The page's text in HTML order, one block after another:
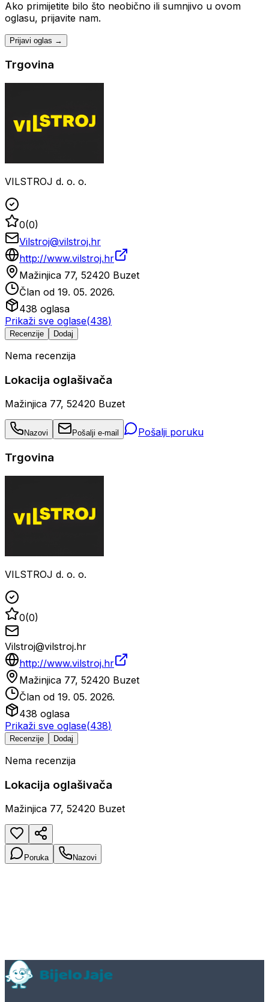
Ako primijetite bilo što neobično ili sumnjivo u ovom
oglasu, prijavite nam.
Prijavi oglas →
Trgovina
VILSTROJ d. o. o.
0(0)
Vilstroj@vilstroj.hr
http://www.vilstroj.hr
Mažinjica 77, 52420 Buzet
Član od 19. 05. 2026.
438 oglasa
Prikaži sve oglase(438)
Recenzije Dodaj
Nema recenzija
Lokacija oglašivača
Mažinjica 77, 52420 Buzet
Nazovi Pošalji e-mail Pošalji poruku
Trgovina
VILSTROJ d. o. o.
0(0)
Vilstroj@vilstroj.hr
http://www.vilstroj.hr
Mažinjica 77, 52420 Buzet
Član od 19. 05. 2026.
438 oglasa
Prikaži sve oglase(438)
Recenzije Dodaj
Nema recenzija
Lokacija oglašivača
Mažinjica 77, 52420 Buzet
Poruka Nazovi